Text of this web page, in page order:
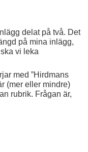
delat på två. Det
på mina inlägg,
vi leka
med ”Hirdmans
(mer eller mindre)
rubrik. Frågan är,